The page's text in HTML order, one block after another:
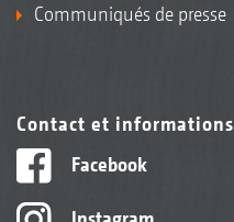
Communiqués de presse
Contact et informations
Facebook